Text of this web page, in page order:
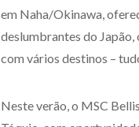
em Naha/Okinawa,
deslumbrantes do
com vários destinos –
Neste verão, o MSC